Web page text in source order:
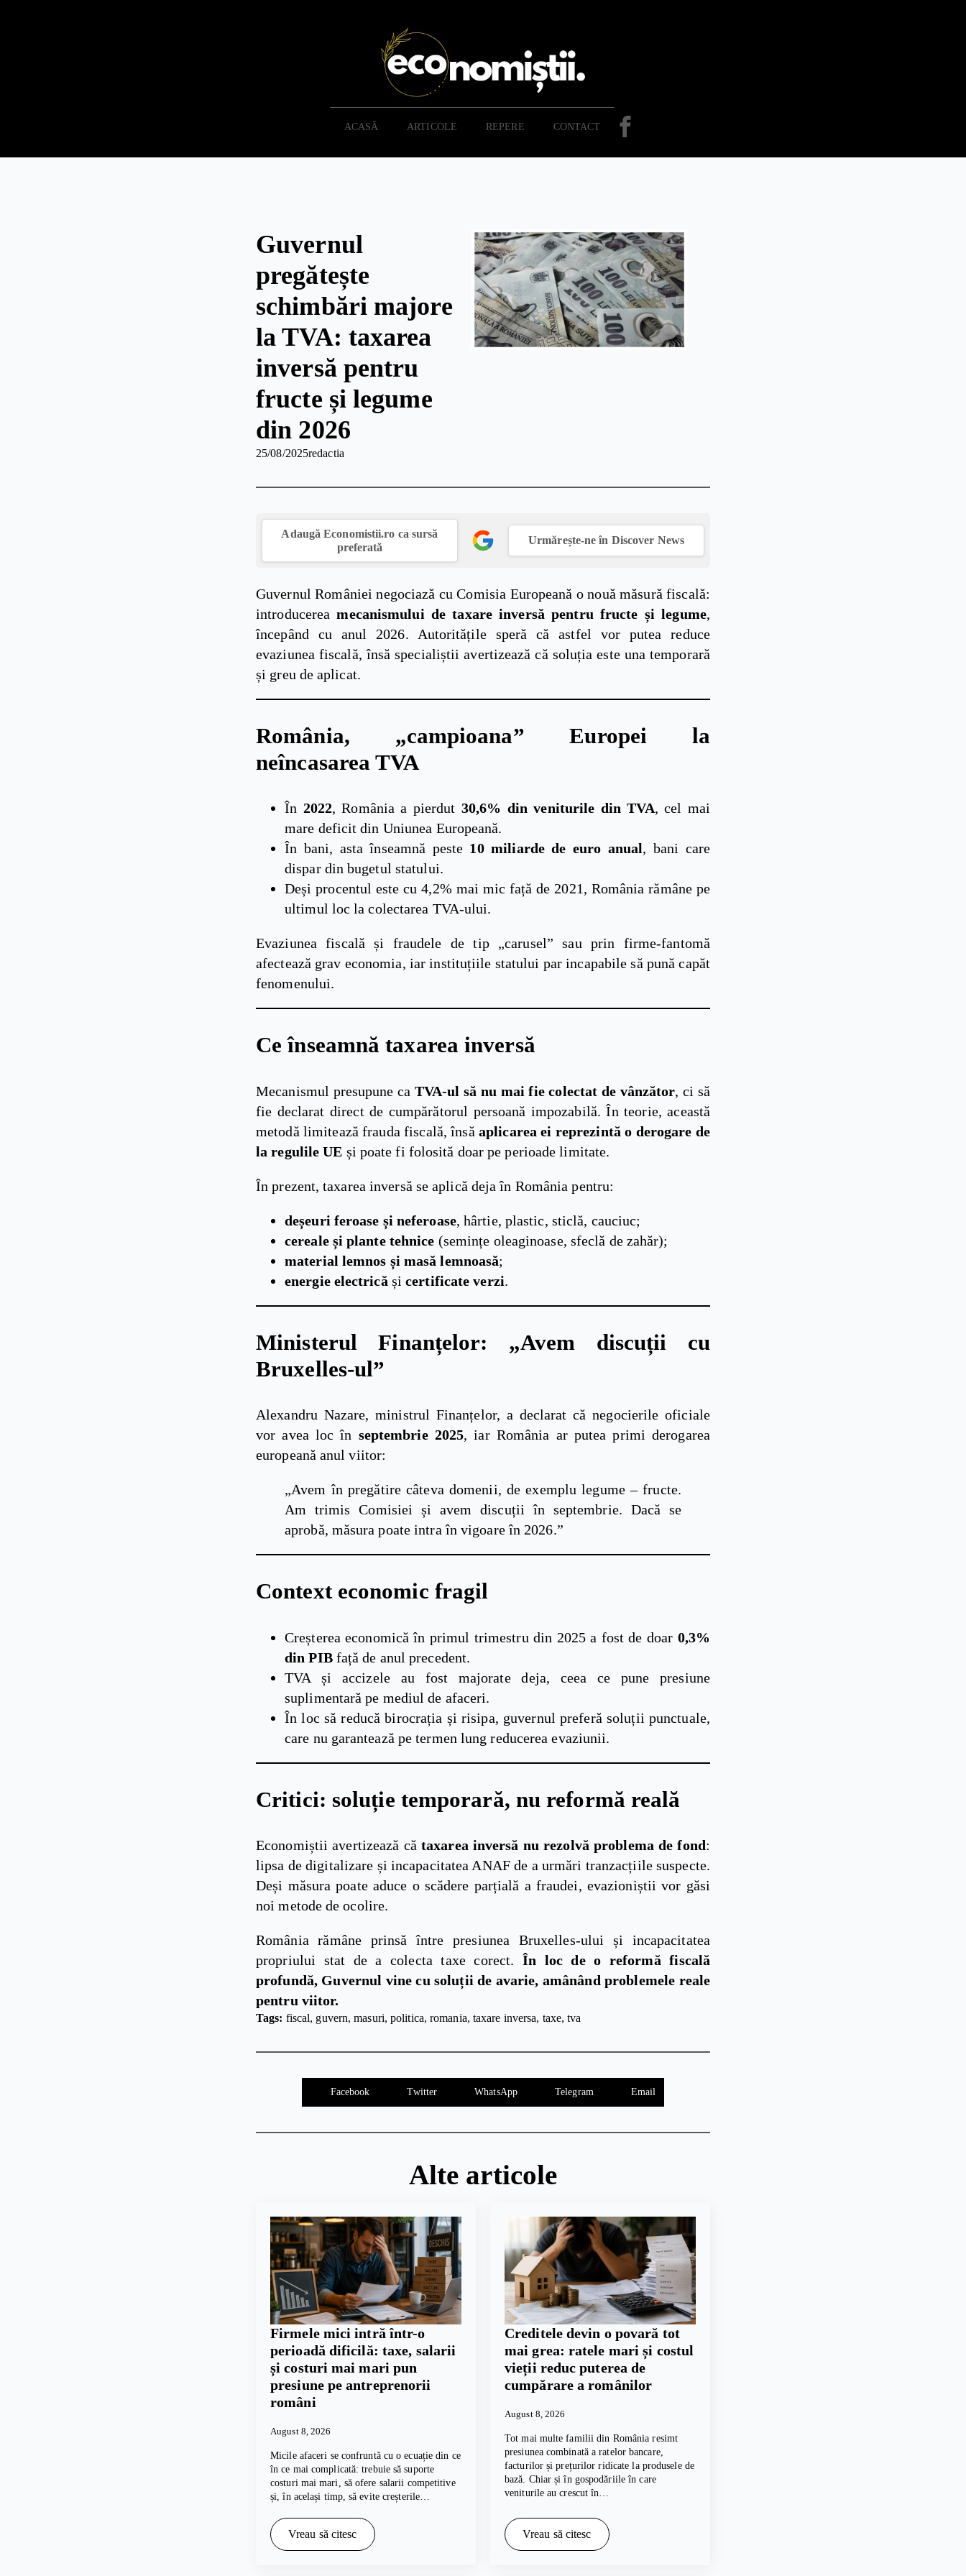
ACASĂ ARTICOLE REPERE CONTACT
Guvernul
pregătește
schimbări majore
la TVA: taxarea
inversă pentru
fructe și legume
din 2026
25/08/2025redactia
Adaugă Economistii.ro ca sursă
preferată
Urmărește-ne în Discover News
Guvernul României negociază cu Comisia Europeană o nouă măsură fiscală:
introducereamecanismului de taxare inversă pentru fructe și legume,
începând cu anul 2026. Autoritățile speră că astfel vor putea reduce
evaziunea fiscală, însă specialiștii avertizează că soluția este una temporară
și greu de aplicat.
România, „campioana” Europei la
neîncasarea TVA
În 2022, România a pierdut 30,6% din veniturile din TVA, cel mai
mare deficit din Uniunea Europeană.
În bani, asta înseamnă peste 10 miliarde de euro anual, bani care
dispar din bugetul statului.
Deși procentul este cu 4,2% mai mic față de 2021, România rămâne pe
ultimul loc la colectarea TVA-ului.
Evaziunea fiscală și fraudele de tip „carusel” sau prin firme-fantomă
afectează grav economia, iar instituțiile statului par incapabile să pună capăt
fenomenului.
Ce înseamnă taxarea inversă
Mecanismul presupune ca TVA-ul să nu mai fie colectat de vânzător, ci să
fie declarat direct de cumpărătorul persoană impozabilă. În teorie, această
metodă limitează frauda fiscală, însăaplicarea ei reprezintă o derogare de
la regulile UE și poate fi folosită doar pe perioade limitate.
În prezent, taxarea inversă se aplică deja în România pentru:
deșeuri feroase și neferoase, hârtie, plastic, sticlă, cauciuc;
cereale și plante tehnice (semințe oleaginoase, sfeclă de zahăr);
material lemnos și masă lemnoasă;
energie electrică șicertificate verzi.
Ministerul Finanțelor: „Avem discuții cu
Bruxelles-ul”
Alexandru Nazare, ministrul Finanțelor, a declarat că negocierile oficiale
vor avea loc în septembrie 2025, iar România ar putea primi derogarea
europeană anul viitor:
„Avem în pregătire câteva domenii, de exemplu legume – fructe.
Am trimis Comisiei și avem discuții în septembrie. Dacă se
aprobă, măsura poate intra în vigoare în 2026.”
Context economic fragil
Creșterea economică în primul trimestru din 2025 a fost de doar 0,3%
din PIBfață de anul precedent.
TVA și accizele au fost majorate deja, ceea ce pune presiune
suplimentară pe mediul de afaceri.
În loc să reducă birocrația și risipa, guvernul preferă soluții punctuale,
care nu garantează pe termen lung reducerea evaziunii.
Critici: soluție temporară, nu reformă reală
Economiștii avertizează că taxarea inversă nu rezolvă problema de fond:
lipsa de digitalizare și incapacitatea ANAF de a urmări tranzacțiile suspecte.
Deși măsura poate aduce o scădere parțială a fraudei, evazioniștii vor găsi
noi metode de ocolire.
România rămâne prinsă între presiunea Bruxelles-ului și incapacitatea
propriului stat de a colecta taxe corect. În loc de o reformă fiscală
profundă, Guvernul vine cu soluții de avarie, amânând problemele reale
pentru viitor.
Tags: fiscal guvern masuri politica romania taxare inversa taxe tva
Facebook Twitter WhatsApp Telegram Email
Alte articole
Firmele mici intră într-o
perioadă dificilă: taxe, salarii
și costuri mai mari pun
presiune pe antreprenorii
români
August 8, 2026
Micile afaceri se confruntă cu o ecuație din ce
în ce mai complicată: trebuie să suporte
costuri mai mari, să ofere salarii competitive
și, în același timp, să evite creșterile…
Vreau să citesc
Creditele devin o povară tot
mai grea: ratele mari și costul
vieții reduc puterea de
cumpărare a românilor
August 8, 2026
Tot mai multe familii din România resimt
presiunea combinată a ratelor bancare,
facturilor și prețurilor ridicate la produsele de
bază. Chiar și în gospodăriile în care
veniturile au crescut în…
Vreau să citesc